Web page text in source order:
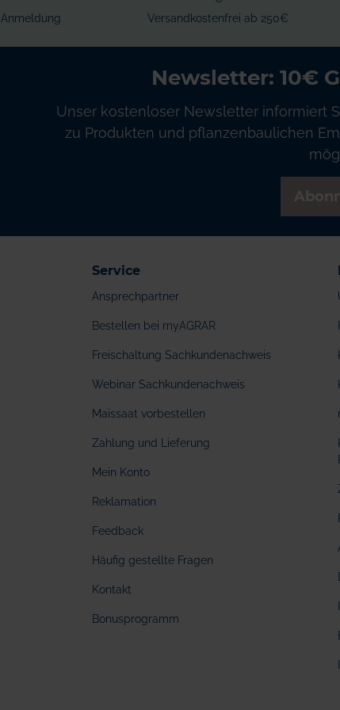
Versandkostenfrei ab 250€
Newsletter: 10€
Unser kostenloser Newsletter informiert
zu Produkten und pflanzenbaulichen
Service
Ansprechpartner
Bestellen bei myAGRAR
Freischaltung Sachkundenachweis
Webinar Sachkundenachweis
Maissaat vorbestellen
Zahlung und Lieferung
Mein Konto
Reklamation
Feedback
Häufig gestellte Fragen
Kontakt
Bonusprogramm